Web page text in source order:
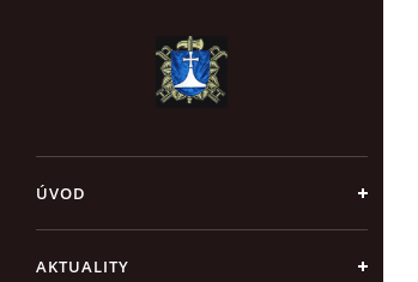
ÚVOD
AKTUALITY